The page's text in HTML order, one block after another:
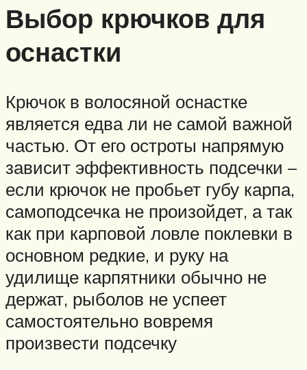
Выбор крючков для
оснастки
Крючок в волосяной оснастке
является едва ли не самой важной
частью. От его остроты напрямую
зависит эффективность подсечки –
если крючок не пробьет губу карпа,
самоподсечка не произойдет, а так
как при карповой ловле поклевки в
основном редкие, и руку на
удилище карпятники обычно не
держат, рыболов не успеет
самостоятельно вовремя
произвести подсечку